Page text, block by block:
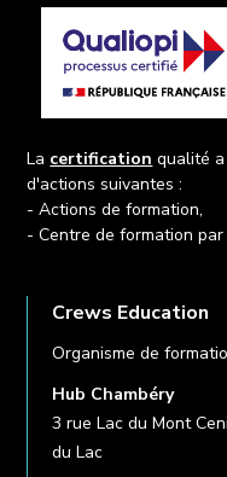
La certification qualité
d'actions suivantes :
- Actions de formation,
- Centre de formation
Crews Education
Organisme de
Hub Chambéry
3 rue Lac du Mont
du Lac